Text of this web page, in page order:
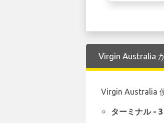
Virgin Australia
Virgin Australia
ターミナル - 3